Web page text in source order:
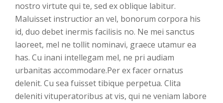
nostro virtute qui te, sed ex oblique labitur.
Maluisset instructior an vel, bonorum corpora his
id, duo debet inermis facilisis no. Ne mei sanctus
laoreet, mel ne tollit nominavi, graece utamur ea
has. Cu inani intellegam mel, ne pri audiam
urbanitas accommodare.Per ex facer ornatus
delenit. Cu sea fuisset tibique perpetua. Clita
deleniti vituperatoribus at vis, qui ne veniam labore